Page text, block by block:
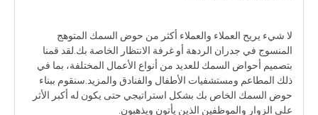
لا شيء يريح العملاء والعملاء أكثر من حوض السمك المتوهج
المنسوج في جدران الردهة أو غرفة الانتظار الخاصة بك.لقد قمنا
بتصميم أحواض السمك للعديد من أنواع الأعمال المختلفة، بما في
ذلك المطاعم ومستشفيات الأطفال والفنادق والمزيد.سنقوم ببناء
حوض السمك الخاص بك بشكل استراتيجي حتى يكون له أكبر الأثر
على الزوار والموظفين الذين يأتون ويذهبون.